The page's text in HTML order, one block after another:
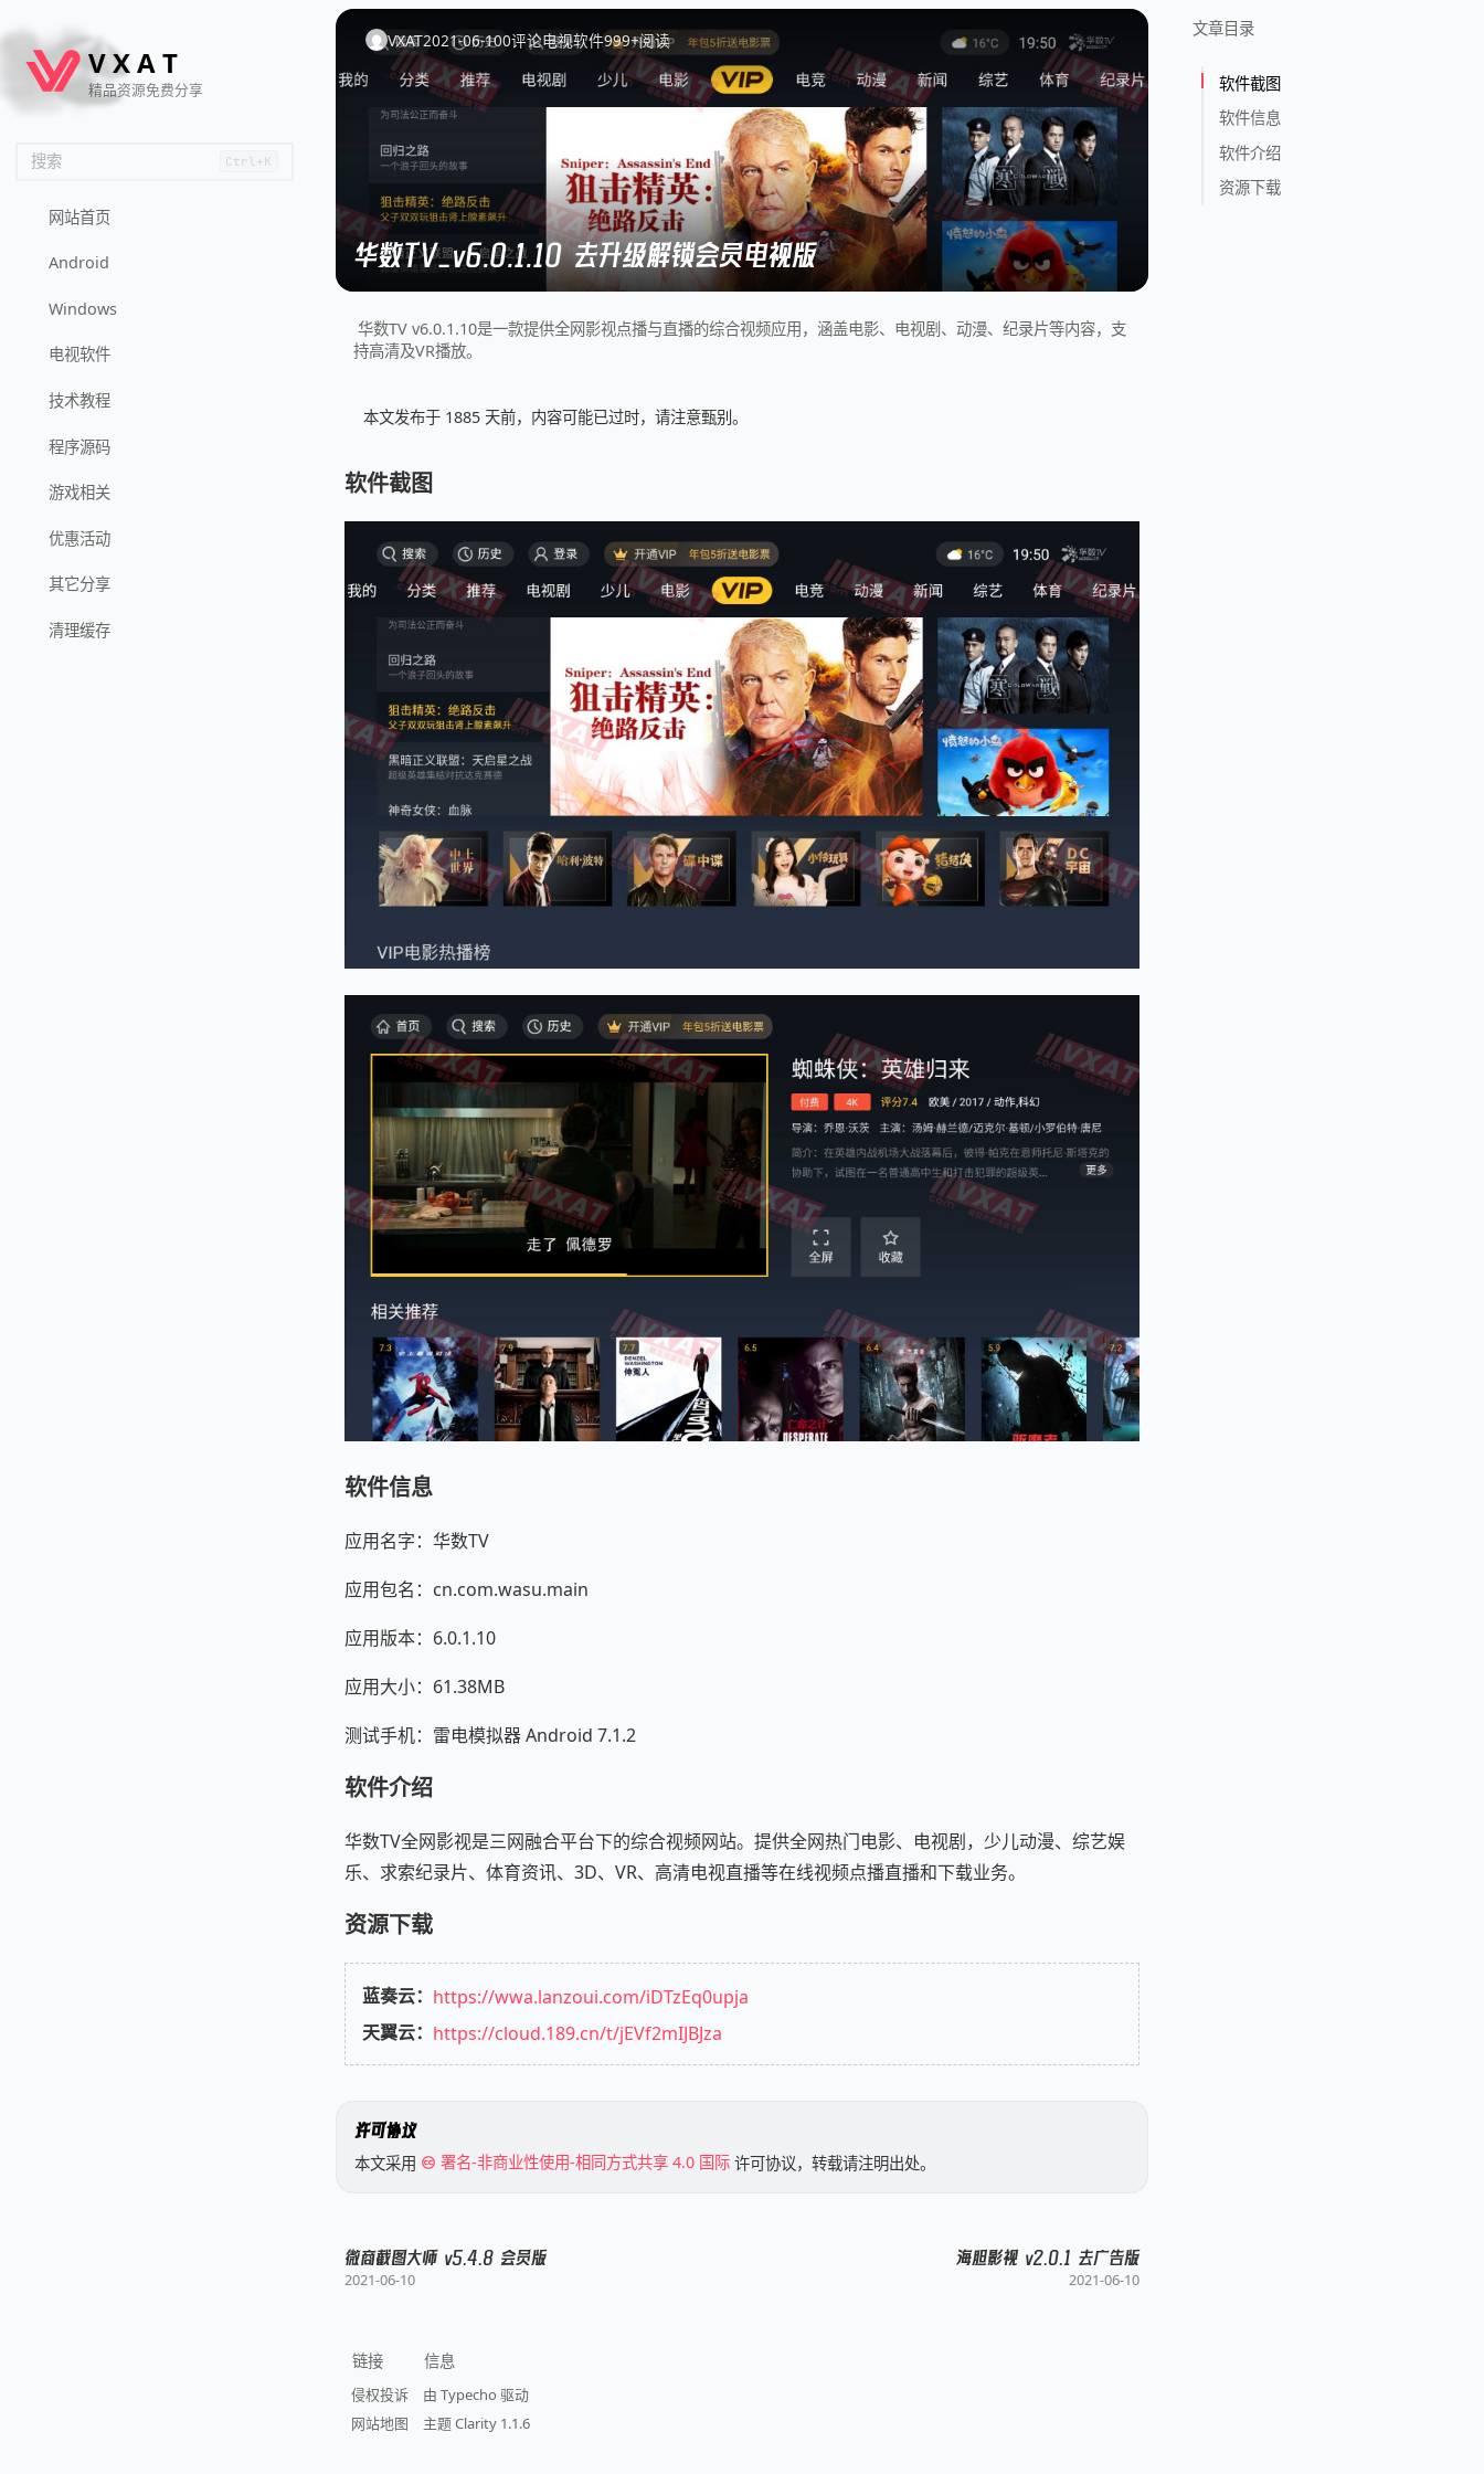
🙌
🐟
🏖️
VXA T
精品资源免费分享
搜索 Ctrl+K
网站首页
Android
Windows
电视软件
技术教程
程序源码
游戏相关
优惠活动
其它分享
清理缓存
VXAT2021-06-100评论电视软件999+阅读
华数TV_v6.0.1.10 去升级解锁会员电视版
华数TV v6.0.1.10是一款提供全网影视点播与直播的综合视频应用，涵盖电影、电视剧、动漫、纪录片等内容，支
持高清及VR播放。
本文发布于 1885 天前，内容可能已过时，请注意甄别。
软件截图
软件信息
应用名字：华数TV
应用包名：cn.com.wasu.main
应用版本：6.0.1.10
应用大小：61.38MB
测试手机：雷电模拟器 Android 7.1.2
软件介绍
华数TV全网影视是三网融合平台下的综合视频网站。提供全网热门电影、电视剧，少儿动漫、综艺娱
乐、求索纪录片、体育资讯、3D、VR、高清电视直播等在线视频点播直播和下载业务。
资源下载
蓝奏云： https://wwa.lanzoui.com/iDTzEq0upja
天翼云： https://cloud.189.cn/t/jEVf2mIJBJza
许可协议
本文采用 署名-非商业性使用-相同方式共享 4.0 国际 许可协议，转载请注明出处。
微商截图大师 v5.4.8 会员版
2021-06-10
海胆影视 v2.0.1 去广告版
2021-06-10
链接
侵权投诉
网站地图
信息
由 Typecho 驱动
主题 Clarity 1.1.6
文章目录
软件截图
软件信息
软件介绍
资源下载